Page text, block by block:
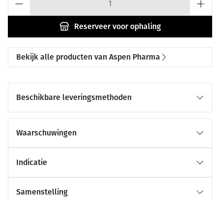
Reserveervoor ophaling
Bekijk alle producten van Aspen Pharma
Beschikbare leveringsmethoden
Waarschuwingen
Indicatie
Samenstelling